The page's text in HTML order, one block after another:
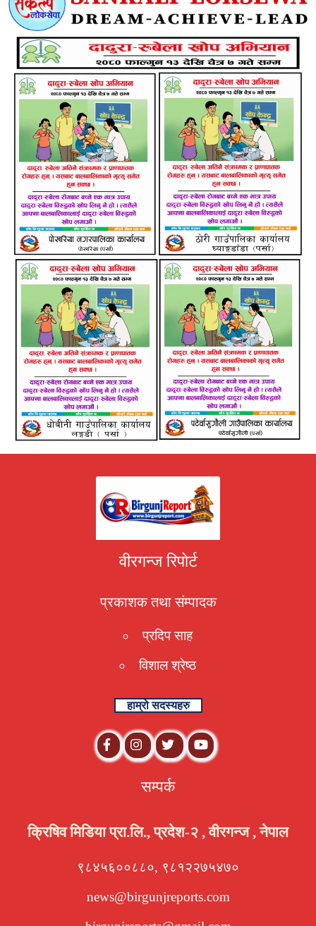
वीरगन्ज रिपोर्ट
प्रकाशक तथा संम्पादक
प्रदिप साह
विशाल श्रेष्ठ
हाम्रो सदस्यहरु
सम्पर्क
क्रिषिव मिडिया प्रा.लि., प्रदेश-२ , वीरगन्ज , नेपाल
९८४५६००८८०, ९८१२२७५४७०
news@birgunjreports.com